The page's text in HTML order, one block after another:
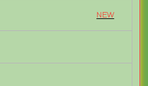
NEW